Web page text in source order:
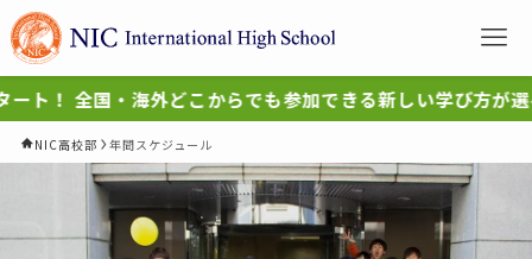
全国・海外どこからでも参加できる新しい学び方が選べま
NIC高校部 年間スケジュール